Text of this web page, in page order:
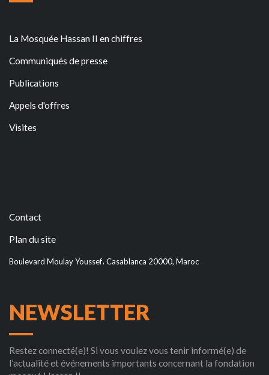
La Mosquée Hassan II en chiffres
Communiqués de presse
Publications
Appels d'offres
Visites
Contact
Plan du site
Boulevard Moulay Youssef، Casablanca 20000, Maroc
NEWSLETTER
Restez connecté(e)! Si vous voulez vous tenir informé(e) de
l’actualité et événements importants concernant la fondation